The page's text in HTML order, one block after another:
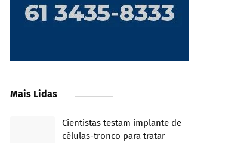
Mais Lidas
Cientistas testam implante de
células-tronco para tratar